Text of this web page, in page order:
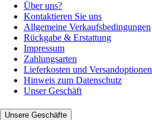
Über uns?
Kontaktieren Sie uns
Allgemeine Verkaufsbedingungen
Rückgabe & Erstattung
Impressum
Zahlungsarten
Lieferkosten und Versandoptionen
Hinweis zum Datenschutz
Unser Geschäft
Unsere Geschäfte